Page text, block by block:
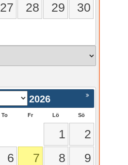
27 28 29
30
Nästa >
2026
To Fr Lö Sö
1
2
6 7 8
9